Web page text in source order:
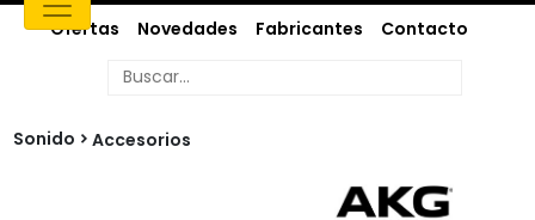
Ofertas Novedades Fabricantes Contacto
Sonido Accesorios